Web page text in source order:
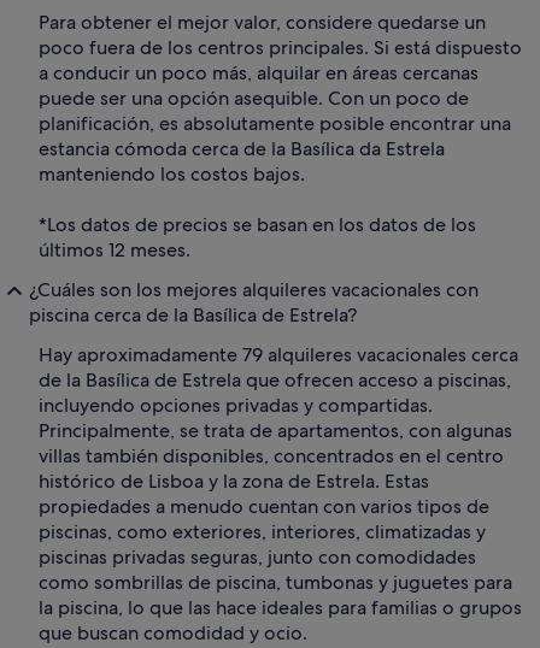
Para obtener el mejor valor, considere quedarse un
poco fuera de los centros principales. Si está dispuesto
a conducir un poco más, alquilar en áreas cercanas
puede ser una opción asequible. Con un poco de
planificación, es absolutamente posible encontrar una
estancia cómoda cerca de la Basílica da Estrela
manteniendo los costos bajos.
*Los datos de precios se basan en los datos de los
últimos 12 meses.
¿Cuáles son los mejores alquileres vacacionales con
piscina cerca de la Basílica de Estrela?
Hay aproximadamente 79 alquileres vacacionales cerca
de la Basílica de Estrela que ofrecen acceso a piscinas,
incluyendo opciones privadas y compartidas.
Principalmente, se trata de apartamentos, con algunas
villas también disponibles, concentrados en el centro
histórico de Lisboa y la zona de Estrela. Estas
propiedades a menudo cuentan con varios tipos de
piscinas, como exteriores, interiores, climatizadas y
piscinas privadas seguras, junto con comodidades
como sombrillas de piscina, tumbonas y juguetes para
la piscina, lo que las hace ideales para familias o grupos
que buscan comodidad y ocio.